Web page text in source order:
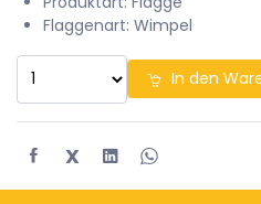
Flaggenart: Wimpel
In den
X